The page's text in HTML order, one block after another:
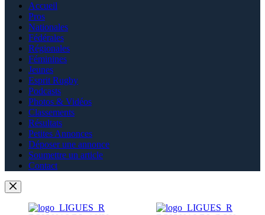
Accueil
Pros
Nationales
Fédérales
Régionales
Féminines
Jeunes
Esprit Rugby
Podcasts
Photos & Vidéos
Classements
Résultats
Petites Annonces
Déposer une annonce
Soumettre un article
Contact